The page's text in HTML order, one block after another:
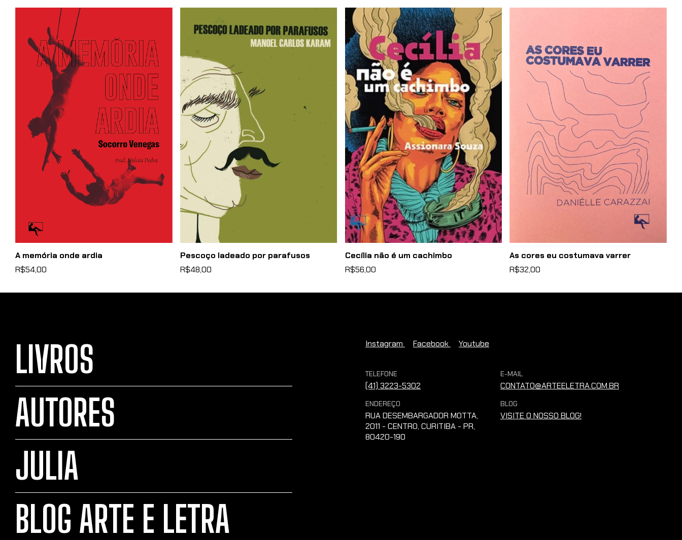
A memória onde ardia
R$54,00
Pescoço ladeado por parafusos
R$48,00
Cecília não é um cachimbo
R$56,00
As cores eu costumava varrer
R$32,00
LIVROS
AUTORES
JULIA
BLOG ARTE E LETRA
Instagram Facebook Youtube
TELEFONE
(41) 3223-5302
E-MAIL
CONTATO@ARTEELETRA.COM.BR
ENDEREÇO
RUA DESEMBARGADOR MOTTA,
2011 - CENTRO, CURITIBA - PR,
80420-190
BLOG
VISITE O NOSSO BLOG!